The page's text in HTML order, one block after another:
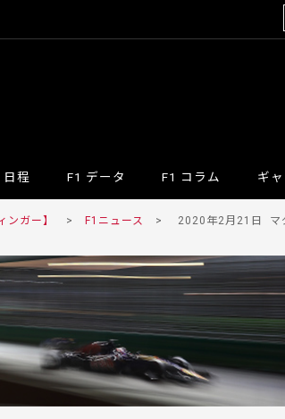
日程 F1 データ F1 コラム ギ
ンガー】 > F1ニュース > 2020年2月21日 マ